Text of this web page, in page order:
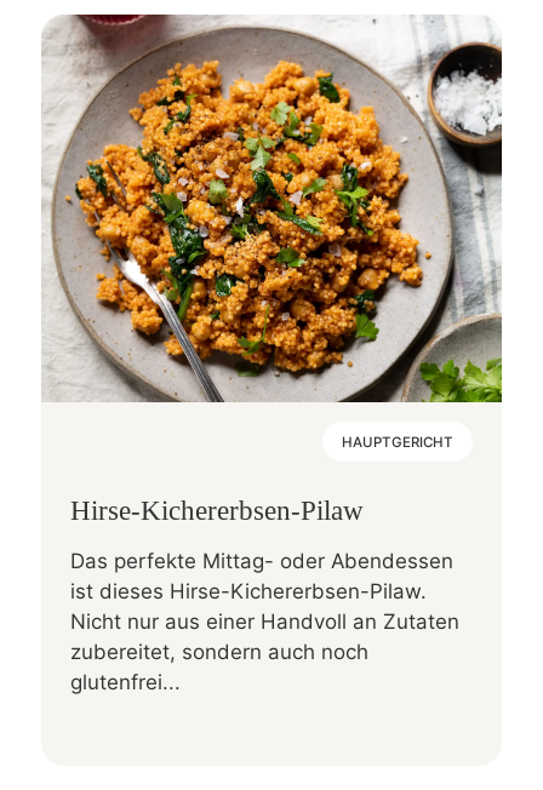
HAUPTGERICHT
Hirse-Kichererbsen-Pilaw
Das perfekte Mittag- oder Abendessen
ist dieses Hirse-Kichererbsen-Pilaw.
Nicht nur aus einer Handvoll an Zutaten
zubereitet, sondern auch noch
glutenfrei...